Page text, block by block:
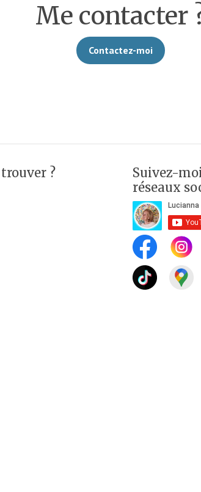
Me contacter
Contactez-moi
?
Suivez-
réseaux